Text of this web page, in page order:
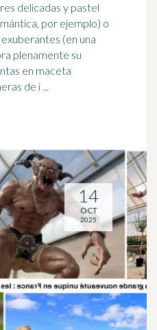
delicadas y pastel
por ejemplo) o
(en una
plenamente su
en maceta
de i ...
14
OCT
2025